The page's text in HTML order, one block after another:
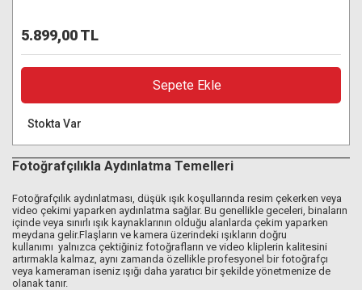
5.899,00 TL
Sepete Ekle
Stokta Var
Fotoğrafçılıkla Aydınlatma Temelleri
Fotoğrafçılık aydınlatması, düşük ışık koşullarında resim çekerken veya
video çekimi yaparken aydınlatma sağlar. Bu genellikle geceleri, binaların
içinde veya sınırlı ışık kaynaklarının olduğu alanlarda çekim yaparken
meydana gelir.Flaşların ve kamera üzerindeki ışıkların doğru
kullanımı yalnızca çektiğiniz fotoğrafların ve video kliplerin kalitesini
artırmakla kalmaz, aynı zamanda özellikle profesyonel bir fotoğrafçı
veya kameraman iseniz ışığı daha yaratıcı bir şekilde yönetmenize de
olanak tanır.